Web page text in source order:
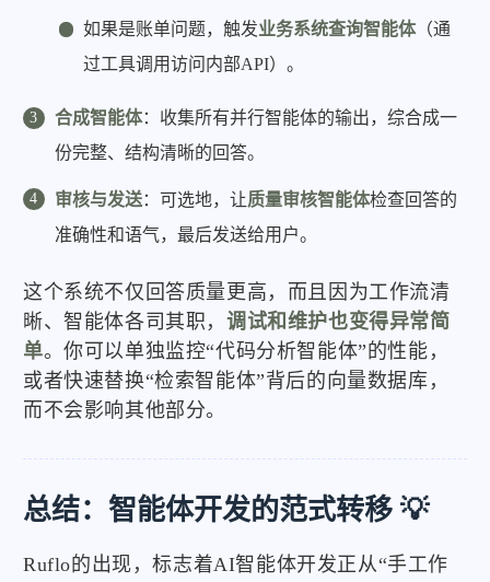
如果是账单问题，触发业务系统查询智能体 （通
过工具调用访问内部API）。
合成智能体：收集所有并行智能体的输出，综合成一
份完整、结构清晰的回答。
审核与发送：可选地，让质量审核智能体检查回答的
准确性和语气，最后发送给用户。
这个系统不仅回答质量更高，而且因为工作流清
晰、智能体各司其职，调试和维护也变得异常简
单。你可以单独监控“代码分析智能体”的性能，
或者快速替换“检索智能体”背后的向量数据库，
而不会影响其他部分。
总结：智能体开发的范式转移 💡
Ruflo的出现，标志着AI智能体开发正从“手工作